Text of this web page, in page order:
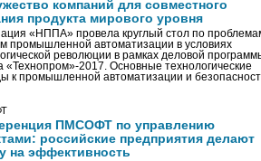
компаний для совместного
продукта мирового уровня
«НППА» провела круглый стол по
промышленной автоматизации в условиях
революции в рамках деловой
«Технопром»-2017. Основные технологические
к промышленной автоматизации и
ПМСОФТ по управлению
российские предприятия делают
на эффективность